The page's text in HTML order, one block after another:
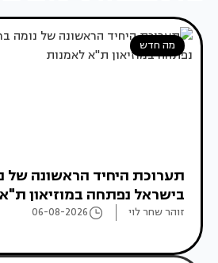
מה חדש
תערוכת היחיד הראשונה של
בישראל נפתחה במוזיאון
זוהר שחר לוי 06-08-2026